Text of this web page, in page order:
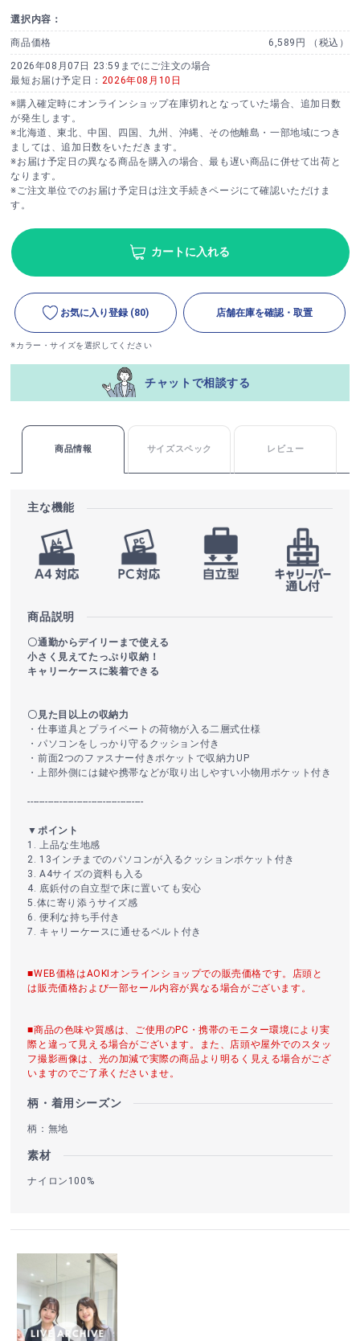
選択内容：
商品価格 6,589円 （税込）
2026年08月07日 23:59までにご注文の場合
最短お届け予定日： 2026年08月10日
※購入確定時にオンラインショップ在庫切れとなっていた場合、追加日数
が発生します。
※北海道、東北、中国、四国、九州、沖縄、その他離島・一部地域につき
ましては、追加日数をいただきます。
※お届け予定日の異なる商品を購入の場合、最も遅い商品に併せて出荷と
なります。
※ご注文単位でのお届け予定日は注文手続きページにて確認いただけま
す。
カートに入れる
お気に入り登録 (80) 店舗在庫を確認・取置
※カラー・サイズを選択してください
チャットで相談する
商品情報 サイズスペック レビュー
主な機能
商品説明
〇通勤からデイリーまで使える
小さく見えてたっぷり収納！
キャリーケースに装着できる
〇見た目以上の収納力
・仕事道具とプライベートの荷物が入る二層式仕様
・パソコンをしっかり守るクッション付き
・前面2つのファスナー付きポケットで収納力UP
・上部外側には鍵や携帯などが取り出しやすい小物用ポケット付き
----------------------------------------
▼ポイント
1. 上品な生地感
2. 13インチまでのパソコンが入るクッションポケット付き
3. A4サイズの資料も入る
4. 底鋲付の自立型で床に置いても安心
5.体に寄り添うサイズ感
6. 便利な持ち手付き
7. キャリーケースに通せるベルト付き
■WEB価格はAOKIオンラインショップでの販売価格です。店頭と
は販売価格および一部セール内容が異なる場合がございます。
■商品の色味や質感は、ご使用のPC・携帯のモニター環境により実
際と違って見える場合がございます。また、店頭や屋外でのスタッ
フ撮影画像は、光の加減で実際の商品より明るく見える場合がござ
いますのでご了承くださいませ。
柄・着用シーズン
柄：無地
素材
ナイロン100%